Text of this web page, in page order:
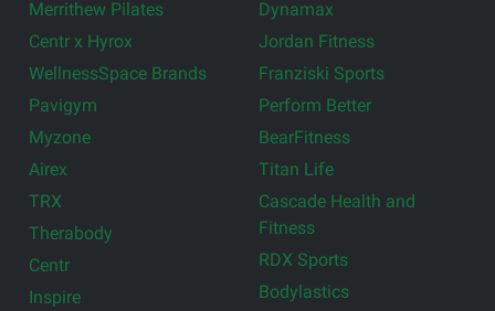
Merrithew Pilates
Centr x Hyrox
WellnessSpace Brands
Pavigym
Myzone
Airex
TRX
Therabody
Centr
Inspire
Dynamax
Jordan Fitness
Franziski Sports
Perform Better
BearFitness
Titan Life
Cascade Health and
Fitness
RDX Sports
Bodylastics